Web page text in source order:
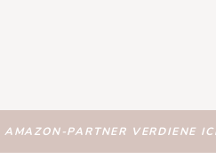
AMAZON-PARTNER VERDIENE